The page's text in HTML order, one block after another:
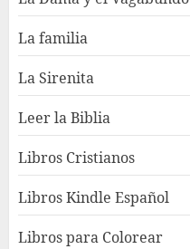
La familia
La Sirenita
Leer la Biblia
Libros Cristianos
Libros Kindle Español
Libros para Colorear